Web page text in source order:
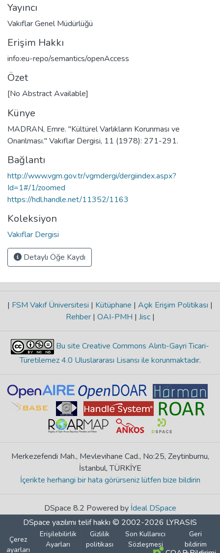
Yayıncı
Vakıflar Genel Müdürlüğü
Erişim Hakkı
info:eu-repo/semantics/openAccess
Özet
[No Abstract Available]
Künye
MADRAN, Emre. "Kültürel Varlıkların Korunması ve
Onarılması." Vakıflar Dergisi, 11 (1978): 271-291.
Bağlantı
http://www.vgm.gov.tr/vgmdergi/dergiindex.aspx?
Id=1#/1/zoomed
https://hdl.handle.net/11352/1163
Koleksiyon
Vakıflar Dergisi
Detaylı Öğe Kaydı
| FSM Vakıf Üniversitesi | Kütüphane | Açık Erişim Politikası |
Rehber | OAI-PMH | Jisc |
Bu site Creative Commons Alıntı-Gayri Ticari-
Türetilemez 4.0 Uluslararası Lisansı ile korunmaktadır.
Merkezefendi Mah., Mevlevihane Cad., No:25, Zeytinburnu,
İstanbul, TÜRKİYE
İçerikte herhangi bir hata görürseniz lütfen bize bildirin
DSpace 8.2 Powered by İdeal DSpace
DSpace yazılımı telif hakkı © 2002-2026 LYRASIS
Çerez
ayarları
Erişilebilirlik
Ayarları
Gizlilik
politikası
Son Kullanıcı
Sözleşmesi
Geri
bildirim